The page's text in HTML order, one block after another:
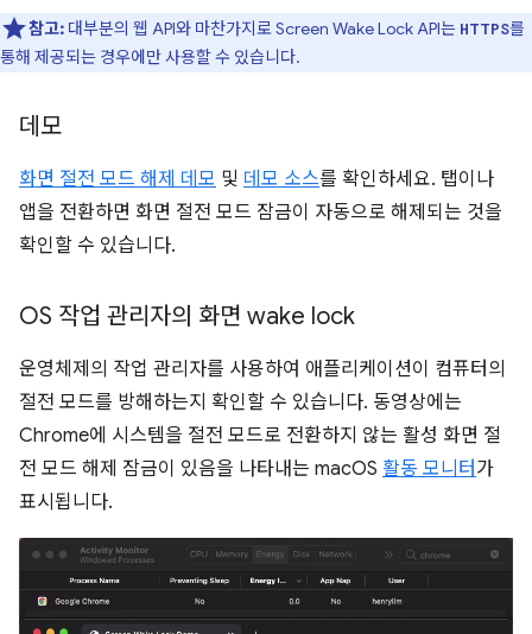
참고: 대부분의 웹 API와 마찬가지로 Screen Wake Lock API는 HTTPS를
통해 제공되는 경우에만 사용할 수 있습니다.
데모
화면 절전 모드 해제 데모 및 데모 소스를 확인하세요. 탭이나
앱을 전환하면 화면 절전 모드 잠금이 자동으로 해제되는 것을
확인할 수 있습니다.
OS 작업 관리자의 화면 wake lock
운영체제의 작업 관리자를 사용하여 애플리케이션이 컴퓨터의
절전 모드를 방해하는지 확인할 수 있습니다. 동영상에는
Chrome에 시스템을 절전 모드로 전환하지 않는 활성 화면 절
전 모드 해제 잠금이 있음을 나타내는 macOS 활동 모니터 가
표시됩니다.